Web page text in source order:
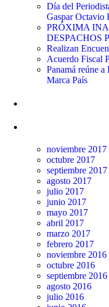
Día del
Gaspar Octavio
PRÓXIMA
DESPACHOS
Realizan
Acuerdo Fiscal
Panamá reúne
Marca País
noviembre 2017
octubre 2017
septiembre 2017
agosto 2017
julio 2017
junio 2017
mayo 2017
abril 2017
marzo 2017
febrero 2017
noviembre 2016
octubre 2016
septiembre 2016
agosto 2016
julio 2016